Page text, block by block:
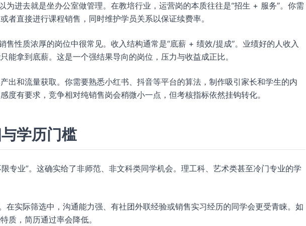
为进去就是坐办公室做管理。在教培行业，运营岗的本质往往是“招生 + 服务”。你需
者直接进行课程销售，同时维护学员关系以保证续费率。
售性质浓厚的岗位中很常见。收入结构通常是“底薪 + 绩效/提成”。业绩好的人收入
能拿到底薪。这是一个强结果导向的岗位，压力与收益成正比。
出和流量获取。你需要熟悉小红书、抖音等平台的算法，制作吸引家长和学生的内
度有要求，竞争相对纯销售岗会稍微小一点，但考核指标依然挂钩转化。
学历门槛
专业”。这确实给了非师范、非文科类同学机会。理工科、艺术类甚至冷门专业的学
在实际筛选中，沟通能力强、有社团外联经验或销售实习经历的同学会更受青睐。如
质，简历通过率会降低。